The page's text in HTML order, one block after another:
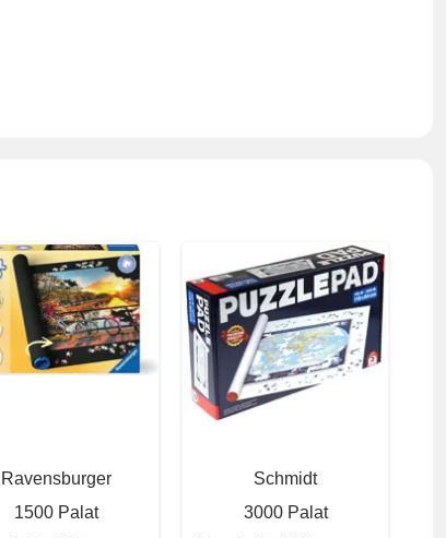
Ravensburger
1500 Palat
Schmidt
3000 Palat